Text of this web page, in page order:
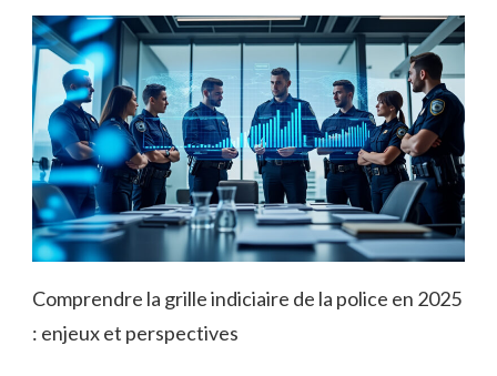
Comprendre la grille indiciaire de la police en 2025
: enjeux et perspectives